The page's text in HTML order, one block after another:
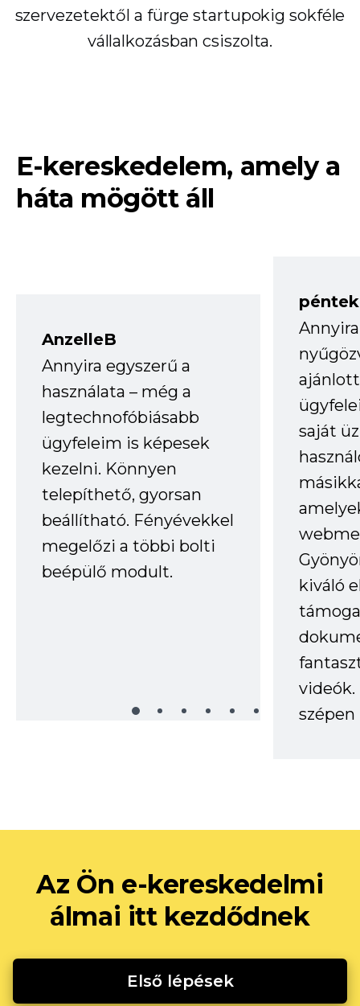
szervezetektől a fürge startupokig sokféle
vállalkozásban csiszolta.
E-kereskedelem, amely a
háta mögött áll
AnzelleB
Annyira egyszerű a
használata – még a
legtechnofóbiásabb
ügyfeleim is képesek
kezelni. Könnyen
telepíthető, gyorsan
beállítható. Fényévekkel
megelőzi a többi bolti
beépülő modult.
saját
kiváló
videók.
Az Ön e-kereskedelmi
álmai itt kezdődnek
Első lépések